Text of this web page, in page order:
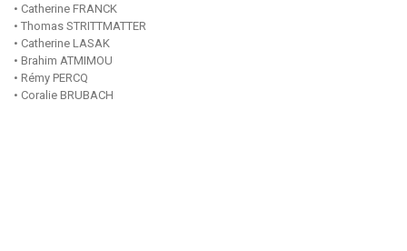
• Catherine FRANCK
• Thomas STRITTMATTER
• Catherine LASAK
• Brahim ATMIMOU
• Rémy PERCQ
• Coralie BRUBACH